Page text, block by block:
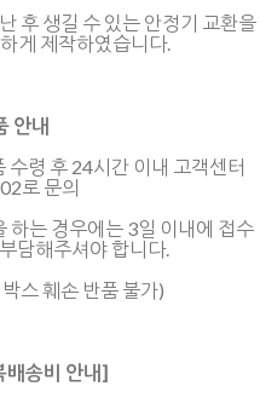
후 생길 수 있는 안정기 교환을
게 제작하였습니다.
안내
수령 후 24시간 이내 고객센터
로 문의
하는 경우에는 3일 이내에 접수
담해주셔야 합니다.
스 훼손 반품 불가)
배송비 안내]